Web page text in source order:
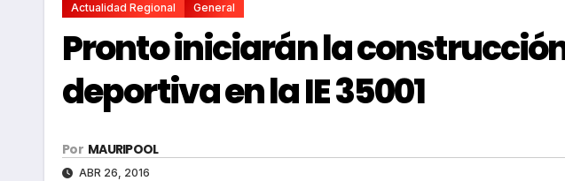
Actualidad Regional General
Pronto iniciarán la
deportiva en la IE 35001
Por MAURIPOOL
ABR 26, 2016